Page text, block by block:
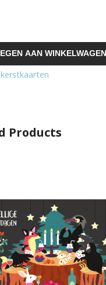
AAN WINKELWAGEN
kerstkaarten
Products